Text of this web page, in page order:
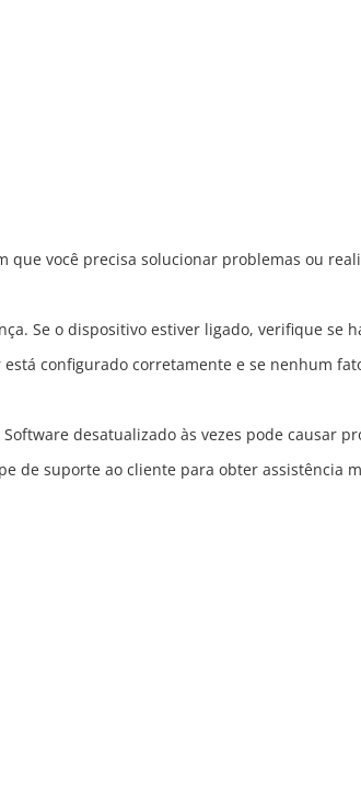
você precisa solucionar problemas ou
Se o dispositivo estiver ligado, verifique se
configurado corretamente e se nenhum
desatualizado às vezes pode causar
de suporte ao cliente para obter assistência